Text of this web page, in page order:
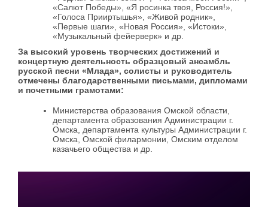
«Салют Победы», «Я росинка твоя, Россия!»,
«Голоса Прииртышья», «Живой родник»,
«Первые шаги», «Новая Россия», «Истоки»,
«Музыкальный фейерверк» и др.
За высокий уровень творческих достижений и
концертную деятельность образцовый ансамбль
русской песни «Млада», солисты и руководитель
отмечены благодарственными письмами, дипломами
и почетными грамотами:
Министерства образования Омской области,
департамента образования Администрации г.
Омска, департамента культуры Администрации г.
Омска, Омской филармонии, Омским отделом
казачьего общества и др.